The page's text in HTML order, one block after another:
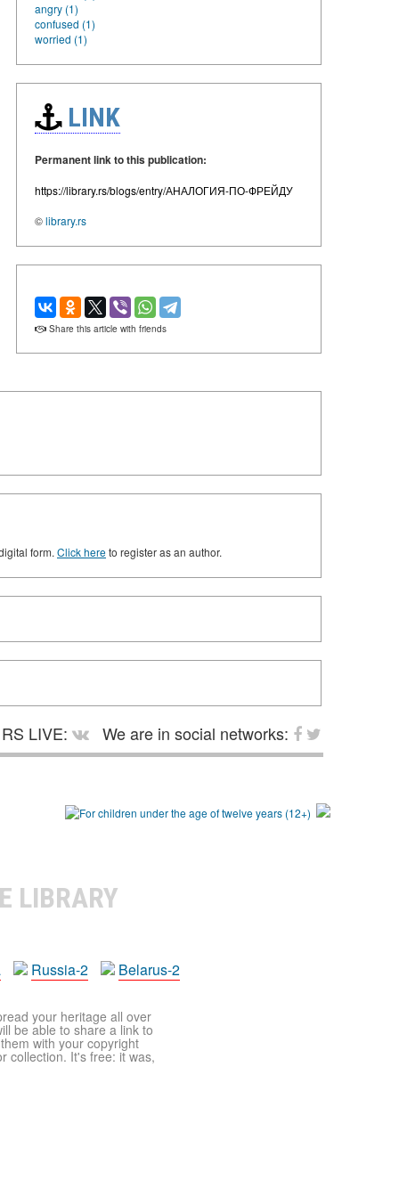
angry (1)
confused (1)
worried (1)
LINK
Permanent link to this publication:
https://library.rs/blogs/entry/АНАЛОГИЯ-ПО-ФРЕЙДУ
©library.rs
Share this article with friends
form. Click hereto register as an author.
LIVE: We are in social networks:
LIBRARY
Russia-2 Belarus-2
your heritage all over
be able to share a link to
with your copyright
collection. It's free: it was,